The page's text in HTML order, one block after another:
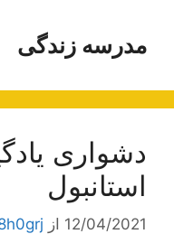
محتوامدرسه زندگی
دشواری
استانبول
12/04/2021 از